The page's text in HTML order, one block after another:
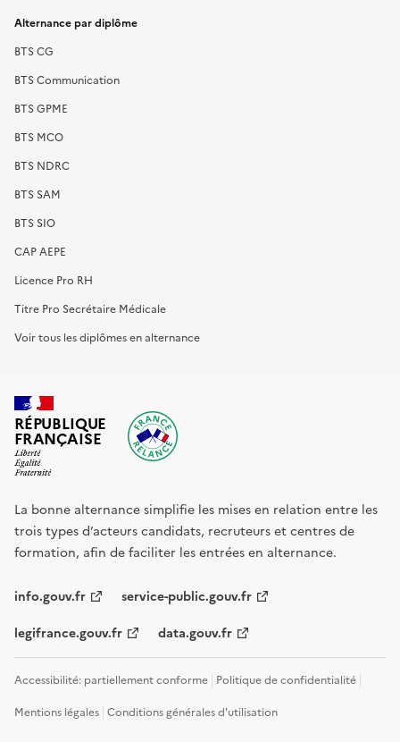
Alternance par diplôme
BTS CG
BTS Communication
BTS GPME
BTS MCO
BTS NDRC
BTS SAM
BTS SIO
CAP AEPE
Licence Pro RH
Titre Pro Secrétaire Médicale
Voir tous les diplômes en alternance
RÉPUBLIQUE
FRANÇAISE
La bonne alternance simplifie les mises en relation entre les
trois types d’acteurs candidats, recruteurs et centres de
formation, afin de faciliter les entrées en alternance.
info.gouv.fr service-public.gouv.fr
legifrance.gouv.fr data.gouv.fr
Accessibilité: partiellement conforme Politique de confidentialité
Mentions légales Conditions générales d'utilisation